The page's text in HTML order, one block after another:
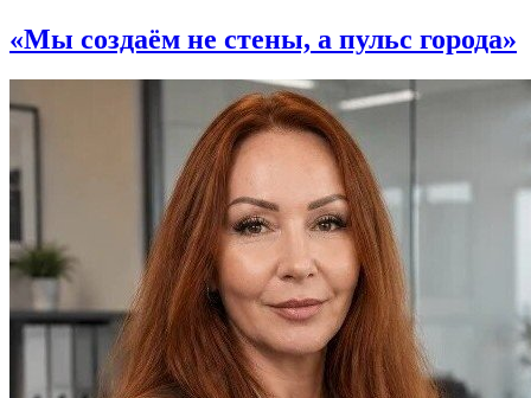
«Мы создаём не стены, а пульс города»